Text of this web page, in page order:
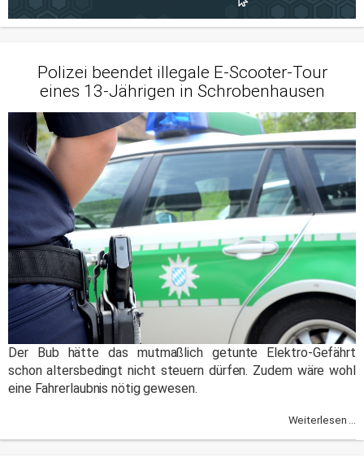
Polizei beendet illegale E-Scooter-Tour
eines 13-Jährigen in Schrobenhausen
Der Bub hätte das mutmaßlich getunte Elektro-Gefährt
schon altersbedingt nicht steuern dürfen. Zudem wäre wohl
eine Fahrerlaubnis nötig gewesen.
Weiterlesen ...